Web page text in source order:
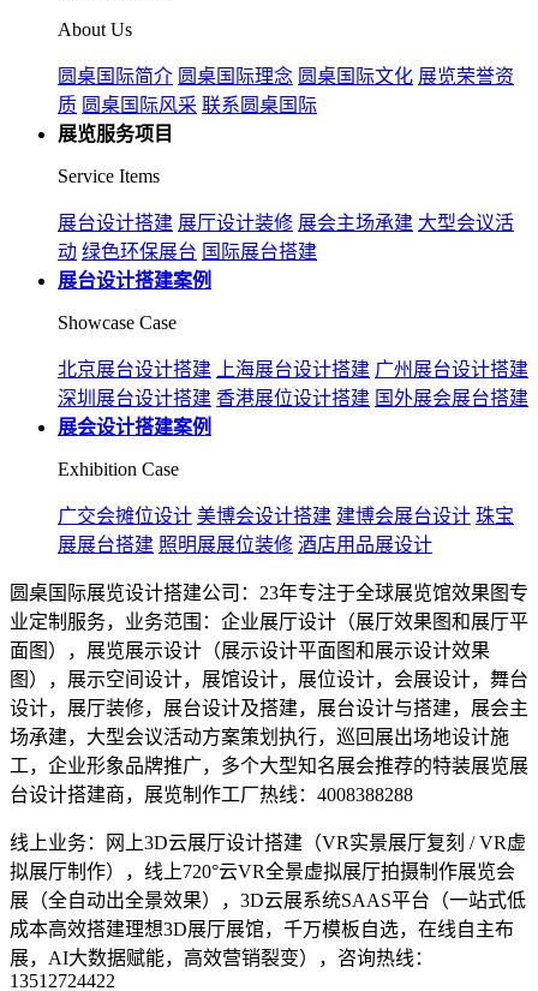
About Us
圆桌国际简介 圆桌国际理念 圆桌国际文化 展览荣誉资
质 圆桌国际风采 联系圆桌国际
展览服务项目
Service Items
展台设计搭建 展厅设计装修 展会主场承建 大型会议活
动 绿色环保展台 国际展台搭建
展台设计搭建案例
Showcase Case
北京展台设计搭建 上海展台设计搭建 广州展台设计搭建
深圳展台设计搭建 香港展位设计搭建 国外展会展台搭建
展会设计搭建案例
Exhibition Case
广交会摊位设计 美博会设计搭建 建博会展台设计 珠宝
展展台搭建 照明展展位装修 酒店用品展设计
圆桌国际展览设计搭建公司：23年专注于全球展览馆效果图专
业定制服务，业务范围：企业展厅设计（展厅效果图和展厅平
面图），展览展示设计（展示设计平面图和展示设计效果
图），展示空间设计，展馆设计，展位设计，会展设计，舞台
设计，展厅装修，展台设计及搭建，展台设计与搭建，展会主
场承建，大型会议活动方案策划执行，巡回展出场地设计施
工，企业形象品牌推广，多个大型知名展会推荐的特装展览展
台设计搭建商，展览制作工厂热线：4008388288
线上业务：网上3D云展厅设计搭建（VR实景展厅复刻 / VR虚
拟展厅制作），线上720°云VR全景虚拟展厅拍摄制作展览会
展（全自动出全景效果），3D云展系统SAAS平台（一站式低
成本高效搭建理想3D展厅展馆，千万模板自选，在线自主布
展，AI大数据赋能，高效营销裂变），咨询热线：
13512724422